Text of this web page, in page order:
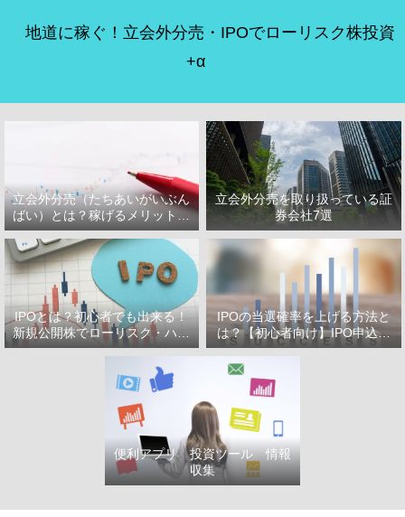
地道に稼ぐ！立会外分売・IPOでローリスク株投資
+α
立会外分売（たちあいがいぶん
ばい）とは？稼げるメリット・
デメリット
立会外分売を取り扱っている証
券会社7選
IPOとは？初心者でも出来る！
新規公開株でローリスク・ハイ
リターン投資をはじめよう！
IPOの当選確率を上げる方法と
は？【初心者向け】IPO申込で
選ぶべき証券会社
便利アプリ 投資ツール 情報
収集